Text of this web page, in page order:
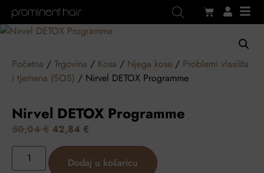
Nirvel DETOX Programme
50,04€ 42,84 €
Dodaj u košaricu
Početna / Trgovina / Kosa / Njega kose / Problemi vlasišta
i tjemena (SOS) / Nirvel DETOX Programme